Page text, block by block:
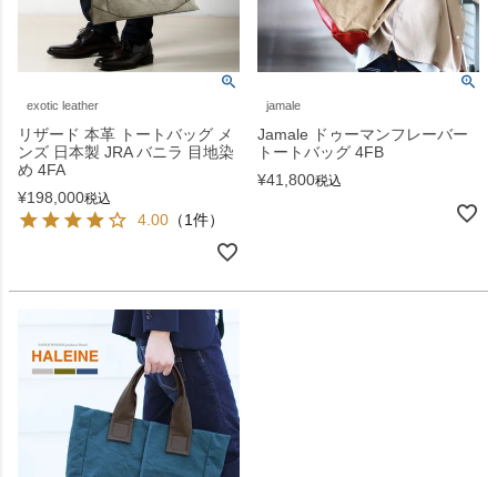
exotic leather
リザード 本革 トートバッグ メ
ンズ 日本製 JRA バニラ 目地染
め 4FA
¥198,000税込
4.00 （1件）
jamale
Jamale ドゥーマンフレーバー
トートバッグ 4FB
¥41,800税込